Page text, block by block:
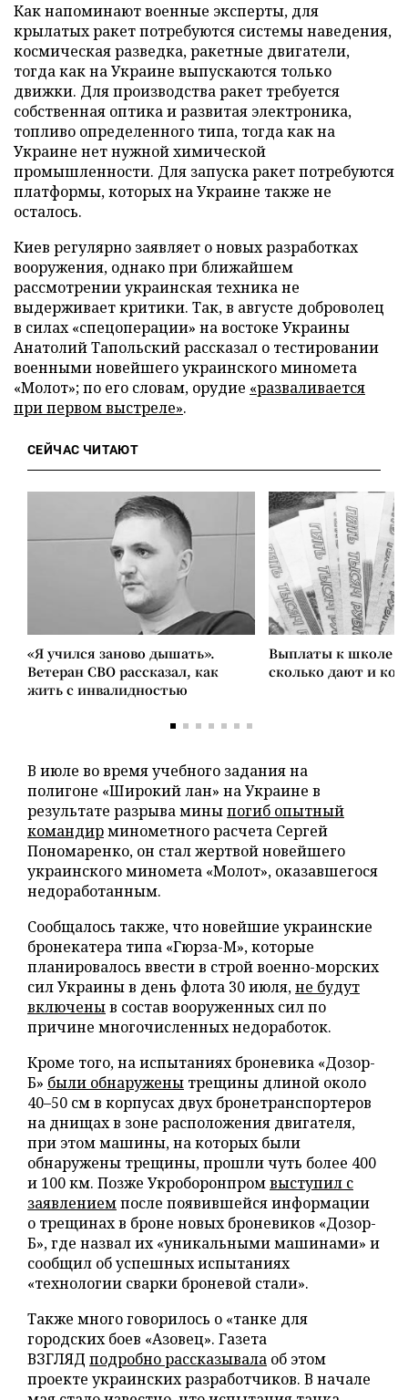
Как напоминают военные эксперты, для
крылатых ракет потребуются системы наведения,
космическая разведка, ракетные двигатели,
тогда как на Украине выпускаются только
движки. Для производства ракет требуется
собственная оптика и развитая электроника,
топливо определенного типа, тогда как на
Украине нет нужной химической
промышленности. Для запуска ракет потребуются
платформы, которых на Украине также не
осталось.
Киев регулярно заявляет о новых разработках
вооружения, однако при ближайшем
рассмотрении украинская техника не
выдерживает критики. Так, в августе доброволец
в силах «спецоперации» на востоке Украины
Анатолий Тапольский рассказал о тестировании
военными новейшего украинского миномета
«Молот»; по его словам, орудие «разваливается
при первом выстреле».
СЕЙЧАС ЧИТАЮТ
«Я учился заново дышать».
Ветеран СВО рассказал, как
жить с инвалидностью
Выплаты к школе в
сколько дают и
В июле во время учебного задания на
полигоне «Широкий лан» на Украине в
результате разрыва миныпогиб опытный
командирминометного расчета Сергей
Пономаренко, он стал жертвой новейшего
украинского миномета «Молот», оказавшегося
недоработанным.
Сообщалось также, что новейшие украинские
бронекатера типа «Гюрза-М», которые
планировалось ввести в строй военно-морских
сил Украины в день флота 30 июля,не будут
включеныв состав вооруженных сил по
причине многочисленных недоработок.
Кроме того, на испытаниях броневика «Дозор-
Б» были обнаружены трещины длиной около
40–50 см в корпусах двух бронетранспортеров
на днищах в зоне расположения двигателя,
при этом машины, на которых были
обнаружены трещины, прошли чуть более 400
и 100 км. Позже Укроборонпромвыступил с
заявлениемпосле появившейся информации
о трещинах в броне новых броневиков «Дозор-
Б», где назвал их «уникальными машинами» и
сообщил об успешных испытаниях
«технологии сварки броневой стали».
Также много говорилось о «танке для
городских боев «Азовец». Газета
ВЗГЛЯД подробно рассказывала об этом
проекте украинских разработчиков. В начале